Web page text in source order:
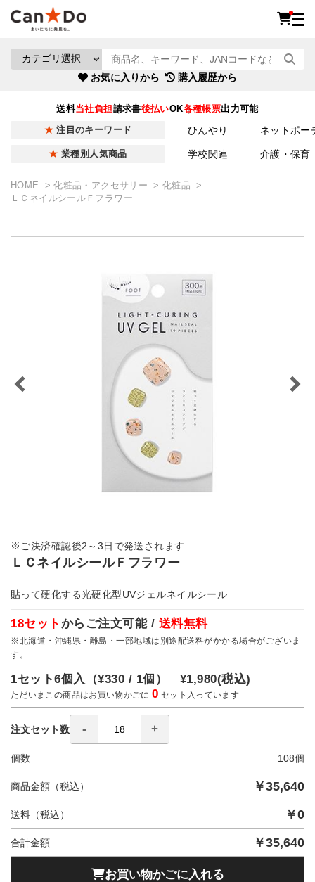
お気に入りから 購入履歴から
送料当社負担請求書後払いOK各種帳票出力可能
注目のキーワード ひんやり ネットポー
業種別人気商品 学校関連 介護・保育
HOME 化粧品・アクセサリー
化粧品
ＬＣネイルシールＦフラワー
※ご決済確認後2～3日で発送されます
ＬＣネイルシールＦフラワー
貼って硬化する光硬化型UVジェルネイルシール
18セット からご注文可能 / 送料無料
※北海道・沖縄県・離島・一部地域は別途配送料がかかる場合がございま
す。
1セット6個入（¥330 / 1個） ¥1,980(税込)
ただいまこの商品はお買い物かごに0 セット入っています
注文セット数
個数 108個
商品金額（税込） ￥35,640
送料（税込） ￥0
合計金額 ￥35,640
お買い物かごに入れる